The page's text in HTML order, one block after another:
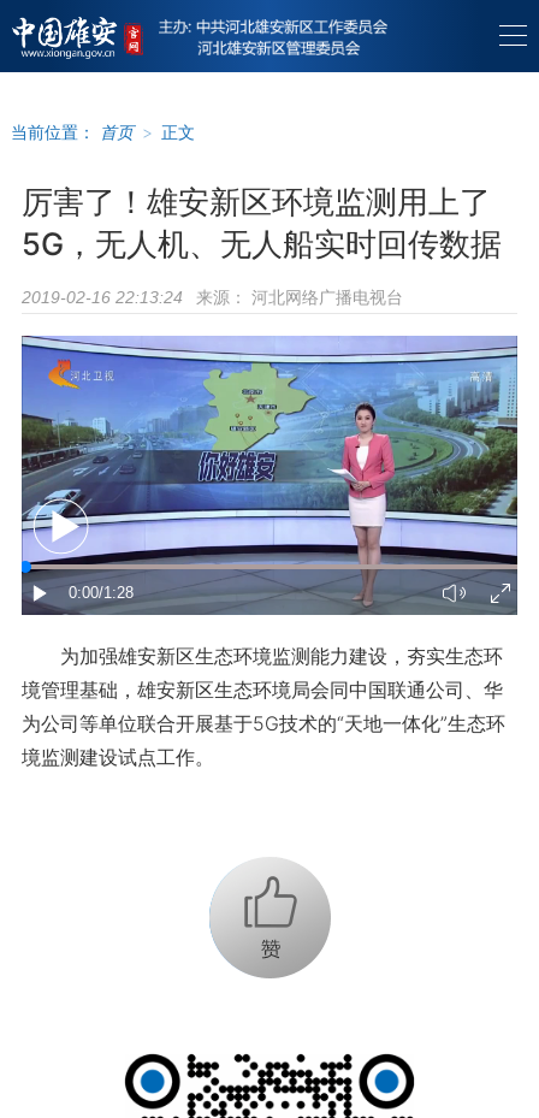
当前位置： 首页 > 正文
厉害了！雄安新区环境监测用上了
5G，无人机、无人船实时回传数据
2019-02-16 22:13:24 来源： 河北网络广播电视台
为加强雄安新区生态环境监测能力建设，夯实生态环
境管理基础，雄安新区生态环境局会同中国联通公司、华
为公司等单位联合开展基于5G技术的“天地一体化”生态环
境监测建设试点工作。
+1